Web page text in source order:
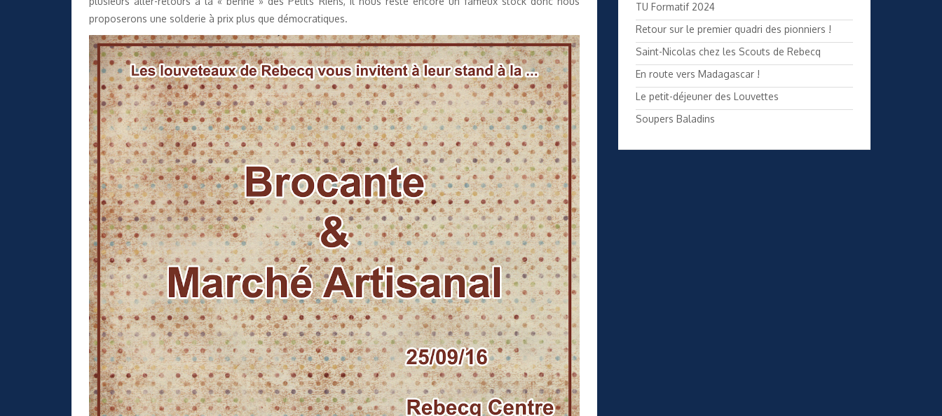
proposerons une solderie à prix plus que démocratiques.
TU Formatif 2024
Retour sur le premier quadri des pionniers !
Saint-Nicolas chez les Scouts de Rebecq
En route vers Madagascar !
Le petit-déjeuner des Louvettes
Soupers Baladins